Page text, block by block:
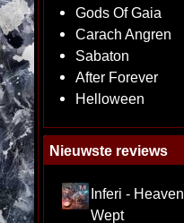
Gods Of Gaia
Carach Angren
Sabaton
After Forever
Helloween
Nieuwste reviews
Inferi - Heaven
Wept